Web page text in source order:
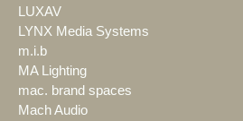
LUXAV
LYNX Media Systems
m.i.b
MA Lighting
mac. brand spaces
Mach Audio